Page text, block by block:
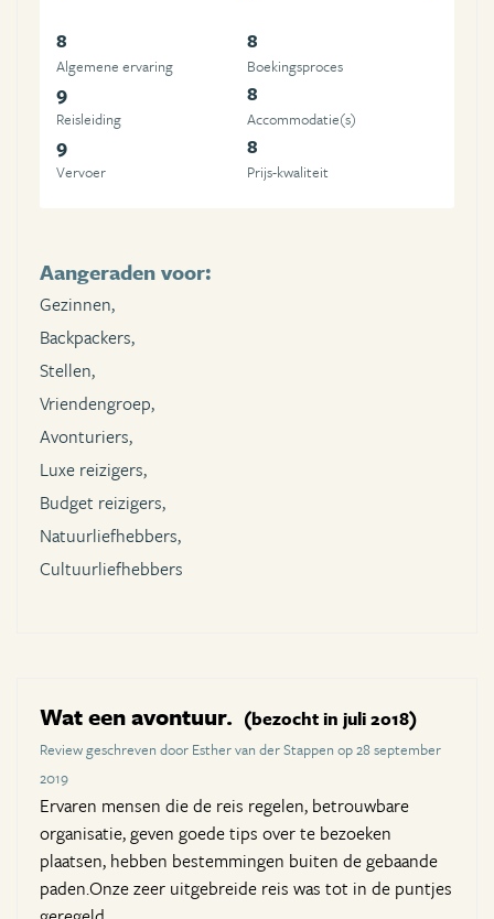
8
Algemene ervaring
8
Boekingsproces
9
Reisleiding
8
Accommodatie(s)
9
Vervoer
8
Prijs-kwaliteit
Aangeraden voor:
Gezinnen,
Backpackers,
Stellen,
Vriendengroep,
Avonturiers,
Luxe reizigers,
Budget reizigers,
Natuurliefhebbers,
Cultuurliefhebbers
Wat een avontuur. (bezocht in juli 2018)
Review geschreven door Esther van der Stappen op 28 september
2019
Ervaren mensen die de reis regelen, betrouwbare
organisatie, geven goede tips over te bezoeken
plaatsen, hebben bestemmingen buiten de gebaande
paden.Onze zeer uitgebreide reis was tot in de puntjes